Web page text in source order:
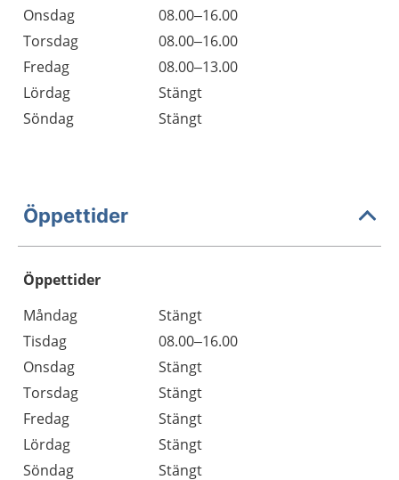
Onsdag
08.00–16.00
Torsdag
08.00–16.00
Fredag
08.00–13.00
Lördag
Stängt
Söndag
Stängt
Öppettider
Öppettider
Dag
Öppettider
Kommentarer
Måndag
Stängt
Tisdag
08.00–16.00
Onsdag
Stängt
Torsdag
Stängt
Fredag
Stängt
Lördag
Stängt
Söndag
Stängt